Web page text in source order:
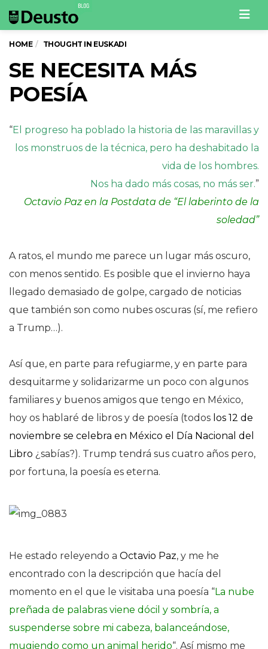
HOME THOUGHT IN EUSKADI
SE NECESITA MÁS
POESÍA
“El progreso ha poblado la historia de las maravillas y
los monstruos de la técnica, pero ha deshabitado la
vida de los hombres.
Nos ha dado más cosas, no más ser.”
Octavio Paz en la Postdata de “El laberinto de la
soledad”
A ratos, el mundo me parece un lugar más oscuro,
con menos sentido. Es posible que el invierno haya
llegado demasiado de golpe, cargado de noticias
que también son como nubes oscuras (sí, me refiero
a Trump…).
Así que, en parte para refugiarme, y en parte para
desquitarme y solidarizarme un poco con algunos
familiares y buenos amigos que tengo en México,
hoy os hablaré de libros y de poesía (todos los 12 de
noviembre se celebra en México el Día Nacional del
Libro ¿sabías?). Trump tendrá sus cuatro años pero,
por fortuna, la poesía es eterna.
He estado releyendo a Octavio Paz, y me he
encontrado con la descripción que hacía del
momento en el que le visitaba una poesía “La nube
preñada de palabras viene dócil y sombría, a
suspenderse sobre mi cabeza, balanceándose,
mugiendo como un animal herido“. Así mismo me